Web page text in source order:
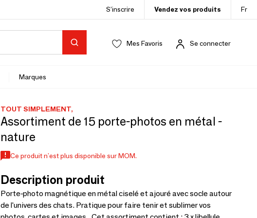
S’inscrire Vendez vos produits Fr
Mes Favoris Se connecter
Marques
TOUT SIMPLEMENT,
Assortiment de 15 porte-photos en métal -
nature
Ce produit n'est plus disponible sur MOM.
Description produit
Porte-photo magnétique en métal ciselé et ajouré avec socle autour
de l'univers des chats. Pratique pour faire tenir et sublimer vos